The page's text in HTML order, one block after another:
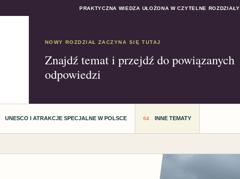
PRAKTYCZNA WIEDZA UŁOŻONA W CZYTELNE ROZDZIAŁY
NOWY ROZDZIAŁ ZACZYNA SIĘ TUTAJ
Znajdź temat i przejdź do powiązanych
odpowiedzi
UNESCO I ATRAKCJE SPECJALNE W POLSCE INNE TEMATY